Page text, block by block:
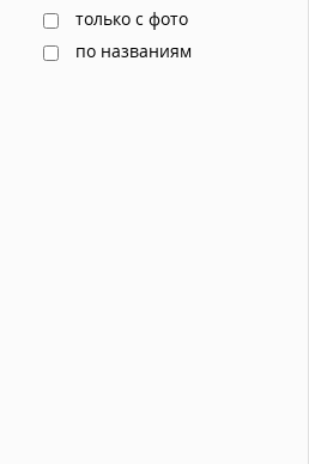
только с фото
по названиям